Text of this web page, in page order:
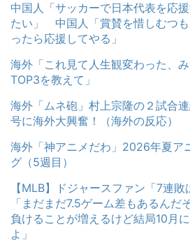
中国人「サッカーで日本代表を応
たい」 中国人「賞賛を惜しむつ
ったら応援してやる」
海外「これ見て人生観変わった、
TOP3を教えて」
海外「ムネ砲」村上宗隆の２試合
号に海外大興奮！（海外の反応）
海外「神アニメだわ」2026年夏ア
グ（5週目）
【MLB】ドジャースファン「7連
「まだまだ7.5ゲーム差もあるんだ
負けることが増えるけど結局10月
よ」